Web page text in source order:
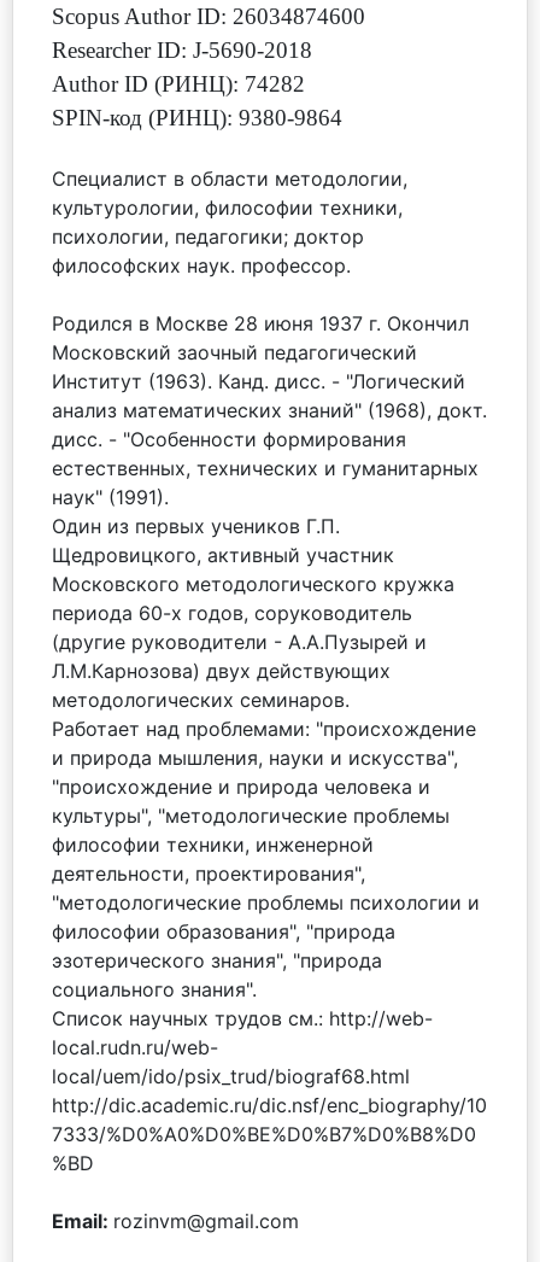
Scopus Author ID: 26034874600
Researcher ID: J-5690-2018
Author ID (РИНЦ): 74282
SPIN-код (РИНЦ): 9380-9864
Cпециалист в области методологии,
культурологии, философии техники,
психологии, педагогики; доктор
философских наук. профессор.
Родился в Москве 28 июня 1937 г. Окончил
Московский заочный педагогический
Институт (1963). Канд. дисс. - "Логический
анализ математических знаний" (1968), докт.
дисс. - "Особенности формирования
естественных, технических и гуманитарных
наук" (1991).
Один из первых учеников Г.П.
Щедровицкого, активный участник
Московского методологического кружка
периода 60-х годов, соруководитель
(другие руководители - А.А.Пузырей и
Л.М.Карнозова) двух действующих
методологических семинаров.
Работает над проблемами: "происхождение
и природа мышления, науки и искусства",
"происхождение и природа человека и
культуры", "методологические проблемы
философии техники, инженерной
деятельности, проектирования",
"методологические проблемы психологии и
философии образования", "природа
эзотерического знания", "природа
социального знания".
Список научных трудов см.: http://web-
local.rudn.ru/web-
local/uem/ido/psix_trud/biograf68.html
http://dic.academic.ru/dic.nsf/enc_biography/10
7333/%D0%A0%D0%BE%D0%B7%D0%B8%D0
%BD
Email: rozinvm@gmail.com